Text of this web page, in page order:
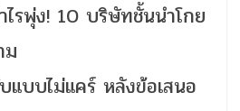
ไรพุ่ง! 10 บริษัทชั้นนำโกย
ม
บบไม่แคร์ หลังข้อเสนอ